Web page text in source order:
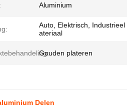
Aluminium
Auto, Elektrisch, Industrieel
ateriaal
Gouden plateren
Delen